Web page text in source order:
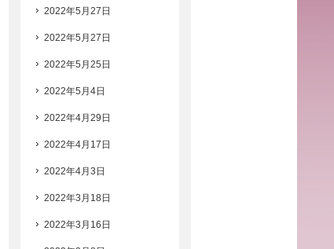
2022年5月27日
2022年5月27日
2022年5月25日
2022年5月4日
2022年4月29日
2022年4月17日
2022年4月3日
2022年3月18日
2022年3月16日